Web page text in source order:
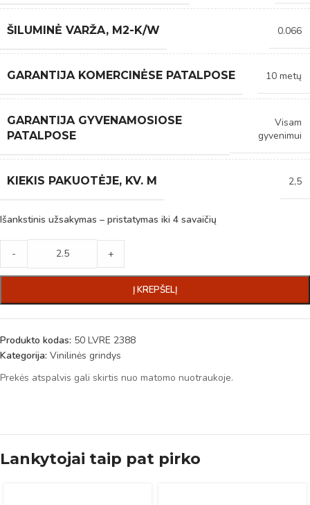
ŠILUMINĖ VARŽA, M2-K/W 0.066
GARANTIJA KOMERCINĖSE PATALPOSE 10 metų
GARANTIJA GYVENAMOSIOSE
PATALPOSE
Visam
gyvenimui
KIEKIS PAKUOTĖJE, KV. M 2,5
Išankstinis užsakymas – pristatymas iki 4 savaičių
- +
Į KREPŠELĮ
Produkto kodas: 50 LVRE 2388
Kategorija: Vinilinės grindys
Prekės atspalvis gali skirtis nuo matomo nuotraukoje.
Lankytojai taip pat pirko